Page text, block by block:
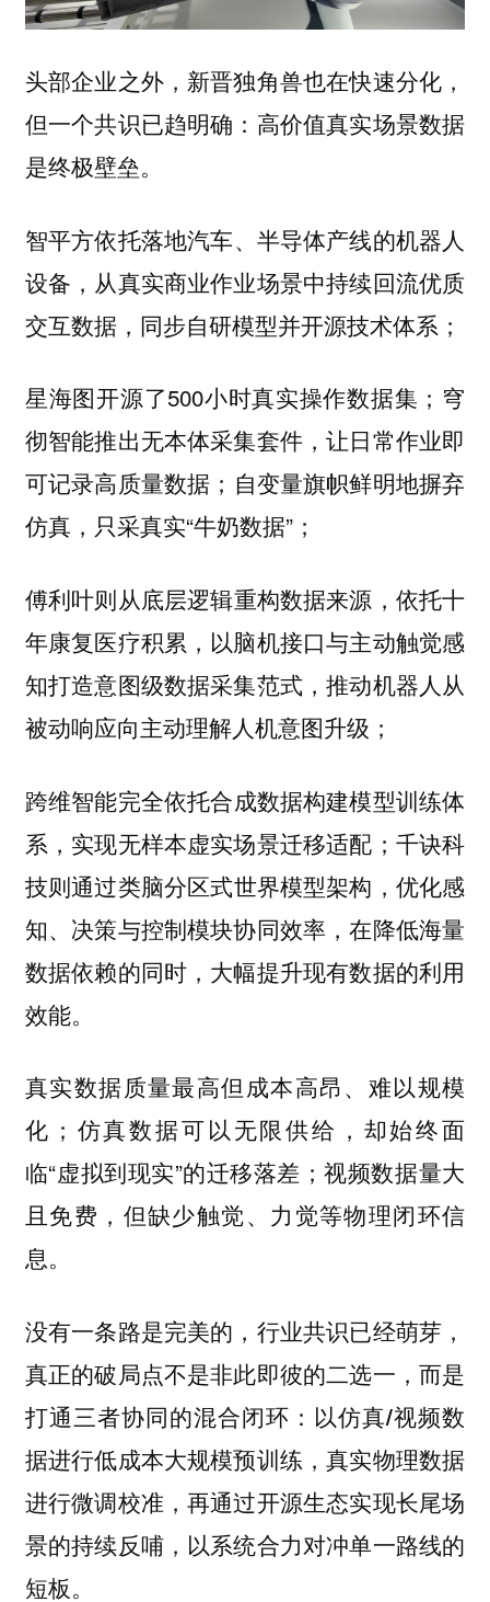
头部企业之外，新晋独角兽也在快速分化，
但一个共识已趋明确：高价值真实场景数据
是终极壁垒。
智平方依托落地汽车、半导体产线的机器人
设备，从真实商业作业场景中持续回流优质
交互数据，同步自研模型并开源技术体系；
星海图开源了500小时真实操作数据集；穹
彻智能推出无本体采集套件，让日常作业即
可记录高质量数据； 自变量旗帜鲜明地摒弃
仿真，只采真实“牛奶数据”；
傅利叶则从底层逻辑重构数据来源，依托十
年康复医疗积累，以脑机接口与主动触觉感
知打造意图级数据采集范式，推动机器人从
被动响应向主动理解人机意图升级；
跨维智能完全依托合成数据构建模型训练体
系，实现无样本虚实场景迁移适配； 千诀科
技则通过类脑分区式世界模型架构，优化感
知、决策与控制模块协同效率，在降低海量
数据依赖的同时，大幅提升现有数据的利用
效能。
真实数据质量最高但成本高昂、难以规模
化；仿真数据可以无限供给，却始终面
临“虚拟到现实”的迁移落差；视频数据量大
且免费，但缺少触觉、力觉等物理闭环信
息。
没有一条路是完美的，行业共识已经萌芽，
真正的破局点不是非此即彼的二选一，而是
打通三者协同的混合闭环： 以仿真/视频数
据进行低成本大规模预训练，真实物理数据
进行微调校准，再通过开源生态实现长尾场
景的持续反哺，以系统合力对冲单一路线的
短板。